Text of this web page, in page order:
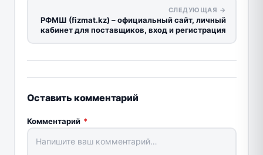
СЛЕДУЮЩАЯ →
РФМШ (fizmat.kz) – официальный сайт, личный
кабинет для поставщиков, вход и регистрация
Оставить комментарий
Комментарий *